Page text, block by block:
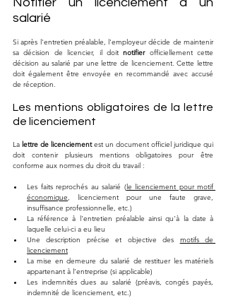
salarié
Si après l'entretien préalable, l'employeur décide de maintenir
sa décision de licencier, il doit notifier officiellement cette
décision au salarié par une lettre de licenciement. Cette lettre
doit également être envoyée en recommandé avec accusé
de réception.
Les mentions obligatoires de la lettre
de licenciement
La lettre de licenciement est un document officiel juridique qui
doit contenir plusieurs mentions obligatoires pour être
conforme aux normes du droit du travail :
Les faits reprochés au salarié (le licenciement pour motif
économique, licenciement pour une faute grave,
insuffisance professionnelle, etc.)
La référence à l'entretien préalable ainsi qu'à la date à
laquelle celui-ci a eu lieu
Une description précise et objective des motifs de
licenciement
La mise en demeure du salarié de restituer les matériels
appartenant à l’entreprise (si applicable)
Les indemnités dues au salarié (préavis, congés payés,
indemnité de licenciement, etc.)